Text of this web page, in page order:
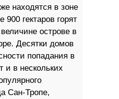
находятся в зоне
900 гектаров горят
острове в
Десятки домов
попадания в
и в нескольких
Сан-Тропе,